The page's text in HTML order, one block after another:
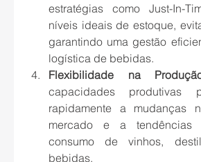
estratégias como Just-In-
níveis ideais de estoque,
garantindo uma gestão
logística de bebidas.
Flexibilidade na
capacidades produtivas
rapidamente a mudanças
mercado e a tendências
consumo de vinhos,
bebidas.